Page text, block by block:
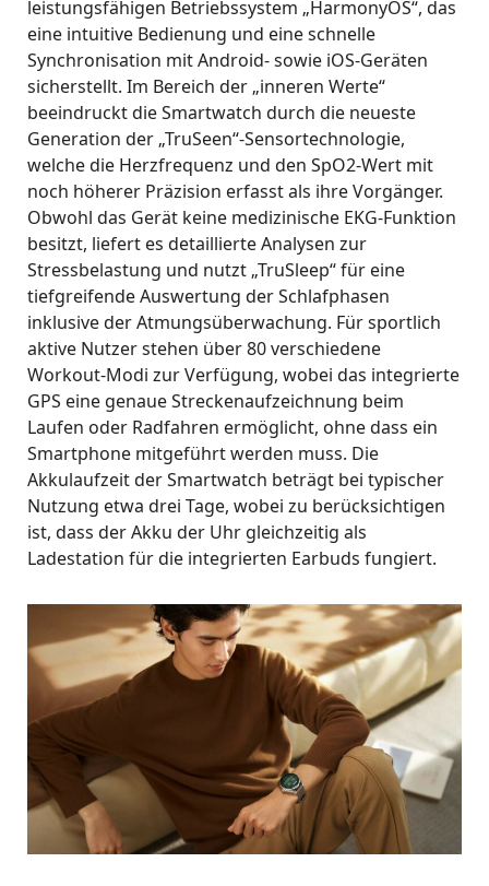
leistungsfähigen Betriebssystem „HarmonyOS“, das
eine intuitive Bedienung und eine schnelle
Synchronisation mit Android- sowie iOS-Geräten
sicherstellt. Im Bereich der „inneren Werte“
beeindruckt die Smartwatch durch die neueste
Generation der „TruSeen“-Sensortechnologie,
welche die Herzfrequenz und den SpO2-Wert mit
noch höherer Präzision erfasst als ihre Vorgänger.
Obwohl das Gerät keine medizinische EKG-Funktion
besitzt, liefert es detaillierte Analysen zur
Stressbelastung und nutzt „TruSleep“ für eine
tiefgreifende Auswertung der Schlafphasen
inklusive der Atmungsüberwachung. Für sportlich
aktive Nutzer stehen über 80 verschiedene
Workout-Modi zur Verfügung, wobei das integrierte
GPS eine genaue Streckenaufzeichnung beim
Laufen oder Radfahren ermöglicht, ohne dass ein
Smartphone mitgeführt werden muss. Die
Akkulaufzeit der Smartwatch beträgt bei typischer
Nutzung etwa drei Tage, wobei zu berücksichtigen
ist, dass der Akku der Uhr gleichzeitig als
Ladestation für die integrierten Earbuds fungiert.